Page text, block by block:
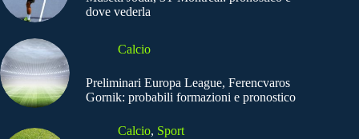
dove vederla
Calcio
Preliminari Europa League, Ferencvaros
Gornik: probabili formazioni e pronostico
Calcio, Sport